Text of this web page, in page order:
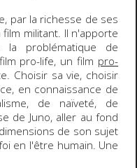
par la richesse de ses
militant. Il n'apporte
problématique de
pro-life, un film pro-
Choisir sa vie, choisir
en connaissance de
de naïveté, de
de Juno, aller au fond
de son sujet
en l'être humain. Une